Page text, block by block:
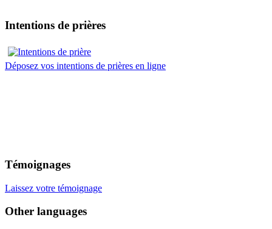
Intentions de prières
Déposez vos intentions de prières en ligne
Témoignages
Laissez votre témoignage
Other languages